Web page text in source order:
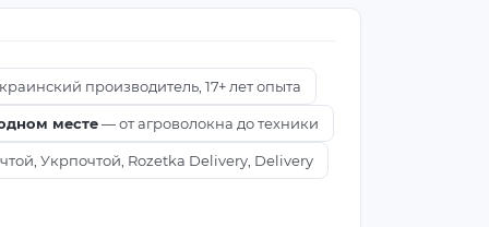
производитель, 17+ лет опыта
месте— от агроволокна до техники
Укрпочтой, Rozetka Delivery, Delivery